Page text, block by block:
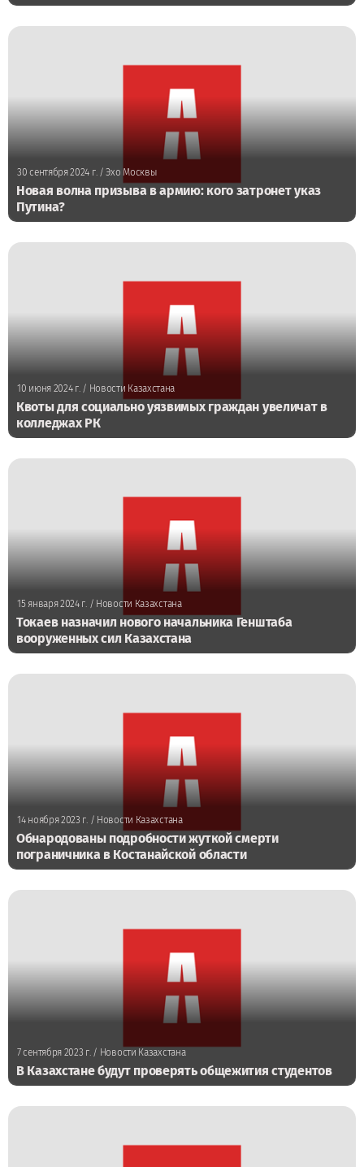
30 сентября 2024 г./ Эхо Москвы
Новая волна призыва в армию: кого затронет указ
Путина?
10 июня 2024 г. / Новости Казахстана
Квоты для социально уязвимых граждан увеличат в
колледжах РК
15 января 2024 г./ Новости Казахстана
Токаев назначил нового начальника Генштаба
вооруженных сил Казахстана
14 ноября 2023 г./ Новости Казахстана
Обнародованы подробности жуткой смерти
пограничника в Костанайской области
7 сентября 2023 г./ Новости Казахстана
В Казахстане будут проверять общежития студентов